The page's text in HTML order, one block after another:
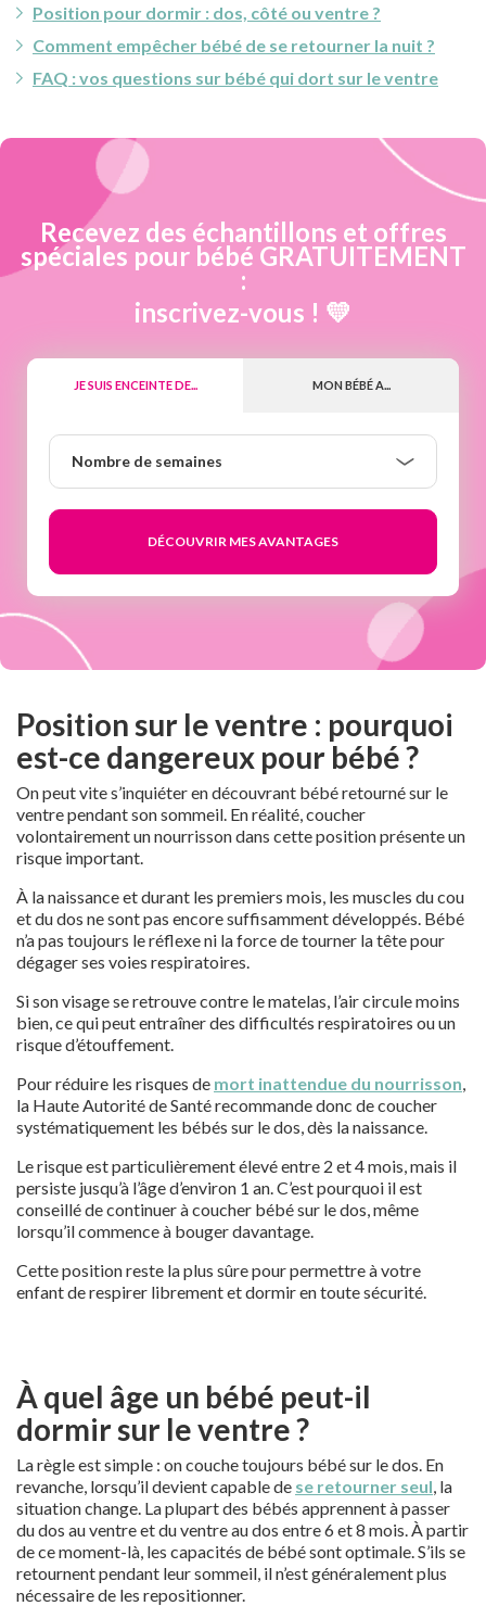
Position pour dormir : dos, côté ou ventre ?
Comment empêcher bébé de se retourner la nuit ?
FAQ : vos questions sur bébé qui dort sur le ventre
Recevez des échantillons et offres
spéciales pour bébé GRATUITEMENT
:
inscrivez-vous ! 💛
JE SUIS ENCEINTE DE... MON BÉBÉ A...
semaines
Nombre de semaines
Position sur le ventre : pourquoi
est-ce dangereux pour bébé ?
On peut vite s’inquiéter en découvrant bébé retourné sur le
ventre pendant son sommeil. En réalité, coucher
volontairement un nourrisson dans cette position présente un
risque important.
À la naissance et durant les premiers mois, les muscles du cou
et du dos ne sont pas encore suffisamment développés. Bébé
n’a pas toujours le réflexe ni la force de tourner la tête pour
dégager ses voies respiratoires.
Si son visage se retrouve contre le matelas, l’air circule moins
bien, ce qui peut entraîner des difficultés respiratoires ou un
risque d’étouffement.
Pour réduire les risques de mort inattendue du nourrisson
la Haute Autorité de Santé recommande donc de coucher
systématiquement les bébés sur le dos, dès la naissance.
Le risque est particulièrement élevé entre 2 et 4 mois, mais il
persiste jusqu’à l’âge d’environ 1 an. C’est pourquoi il est
conseillé de continuer à coucher bébé sur le dos, même
lorsqu’il commence à bouger davantage.
Cette position reste la plus sûre pour permettre à votre
enfant de respirer librement et dormir en toute sécurité.
À quel âge un bébé peut-il
dormir sur le ventre ?
La règle est simple : on couche toujours bébé sur le dos. En
revanche, lorsqu’il devient capable de se retourner seul , la
situation change. La plupart des bébés apprennent à passer
du dos au ventre et du ventre au dos entre 6 et 8 mois. À partir
de ce moment-là, les capacités de bébé sont optimale. S’ils se
retournent pendant leur sommeil, il n’est généralement plus
nécessaire de les repositionner.